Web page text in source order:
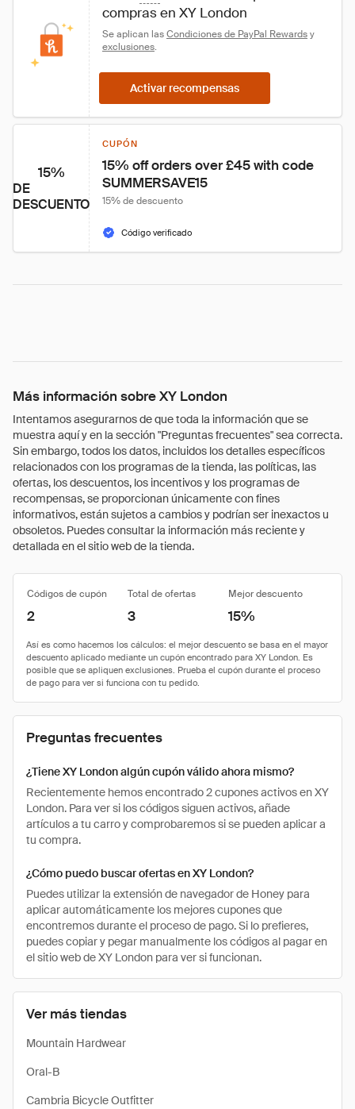
compras en XY London
Se aplican las Condiciones de PayPal Rewards y
exclusiones.
Activar recompensas
15%
DE
DESCUENTO
CUPÓN
15% off orders over £45 with code
SUMMERSAVE15
15% de descuento
Código verificado
Más información sobre XY London
Intentamos asegurarnos de que toda la información que se
muestra aquí y en la sección "Preguntas frecuentes" sea correcta.
Sin embargo, todos los datos, incluidos los detalles específicos
relacionados con los programas de la tienda, las políticas, las
ofertas, los descuentos, los incentivos y los programas de
recompensas, se proporcionan únicamente con fines
informativos, están sujetos a cambios y podrían ser inexactos u
obsoletos. Puedes consultar la información más reciente y
detallada en el sitio web de la tienda.
Ver más tiendas
Mountain Hardwear
Oral-B
Cambria Bicycle Outfitter
Códigos de cupón Total de ofertas Mejor descuento
2 3 15%
Preguntas frecuentes
¿Tiene XY London algún cupón válido ahora mismo?
Recientemente hemos encontrado 2 cupones activos en XY
London. Para ver si los códigos siguen activos, añade
artículos a tu carro y comprobaremos si se pueden aplicar a
tu compra.
¿Cómo puedo buscar ofertas en XY London?
Puedes utilizar la extensión de navegador de Honey para
aplicar automáticamente los mejores cupones que
encontremos durante el proceso de pago. Si lo prefieres,
puedes copiar y pegar manualmente los códigos al pagar en
el sitio web de XY London para ver si funcionan.